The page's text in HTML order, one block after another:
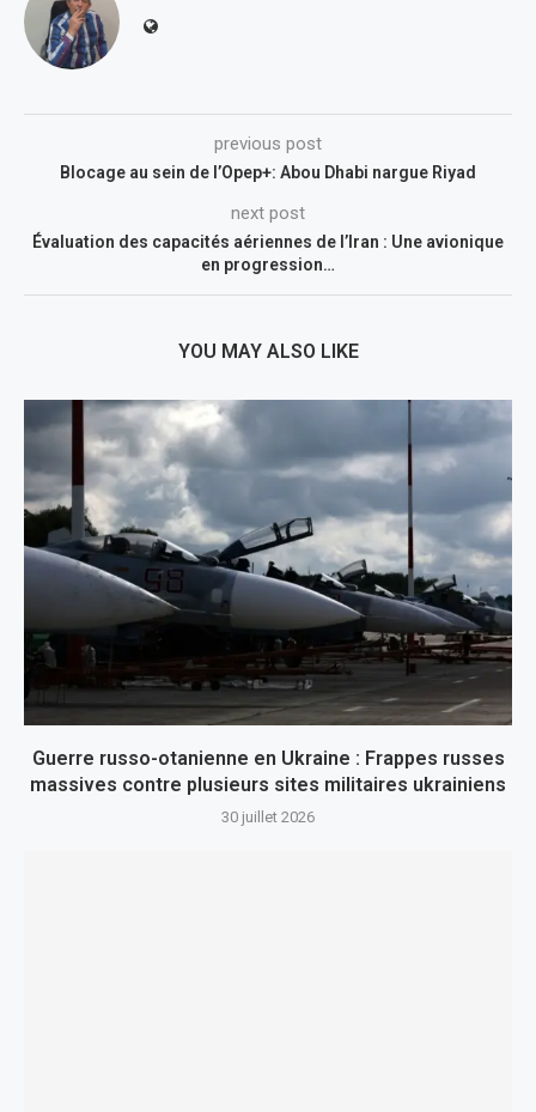
previous post
Blocage au sein de l’Opep+: Abou Dhabi nargue Riyad
next post
Évaluation des capacités aériennes de l’Iran : Une avionique
en progression…
YOU MAY ALSO LIKE
Guerre russo-otanienne en Ukraine : Frappes russes
massives contre plusieurs sites militaires ukrainiens
30 juillet 2026